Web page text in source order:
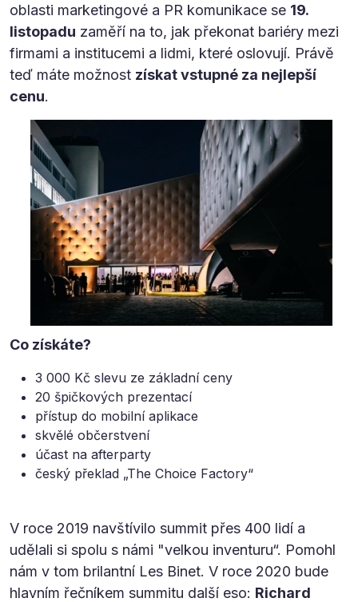
oblasti marketingové a PR komunikace se 19.
listopadu zaměří na to, jak překonat bariéry mezi
firmami a institucemi a lidmi, které oslovují. Právě
teď máte možnost získat vstupné za nejlepší
cenu.
Co získáte?
3 000 Kč slevu ze základní ceny
20 špičkových prezentací
přístup do mobilní aplikace
skvělé občerstvení
účast na afterparty
český překlad „The Choice Factory“
V roce 2019 navštívilo summit přes 400 lidí a
udělali si spolu s námi "velkou inventuru“. Pomohl
nám v tom brilantní Les Binet. V roce 2020 bude
hlavním řečníkem summitu další eso: Richard